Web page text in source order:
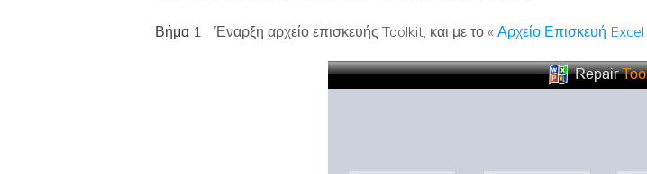
Βήμα 1 Έναρξη αρχείο επισκευής Toolkit, και με το « Αρχείο Επισκευή Excel